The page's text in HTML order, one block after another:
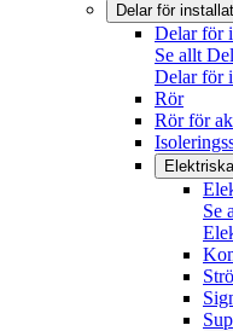
Delar för
Delar för
Se allt
Delar för
Rör
Rör för
Se